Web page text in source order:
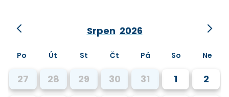
Srpen 2026
Po Út St Čt Pá So Ne
27 28 29 30 31 1 2